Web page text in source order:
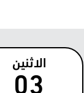
الاثنين
03